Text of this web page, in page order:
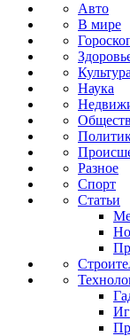
Авто
В мире
Культура
Наука
Разное
Спорт
Статьи